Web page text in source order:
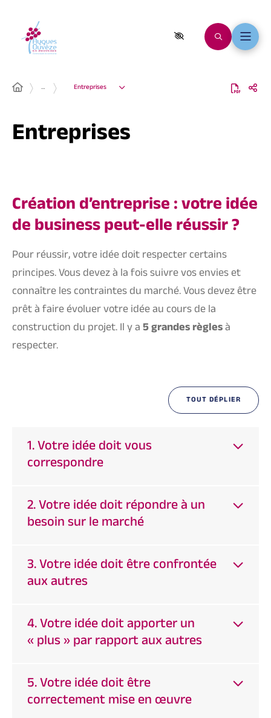
… Entreprises
Entreprises
Création d’entreprise : votre idée
de business peut-elle réussir ?
Pour réussir, votre idée doit respecter certains
principes. Vous devez à la fois suivre vos envies et
connaître les contraintes du marché. Vous devez être
prêt à faire évoluer votre idée au cours de la
construction du projet. Il y a5 grandes règlesà
respecter.
TOUT DÉPLIER
1. Votre idée doit vous
correspondre
2. Votre idée doit répondre à un
besoin sur le marché
3. Votre idée doit être confrontée
aux autres
4. Votre idée doit apporter un
« plus » par rapport aux autres
5. Votre idée doit être
correctement mise en œuvre